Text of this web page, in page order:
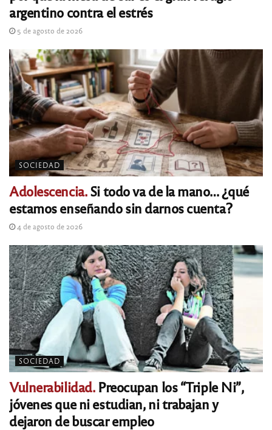
argentino contra el estrés
5 de agosto de 2026
SOCIEDAD
Adolescencia.Si todo va de la mano… ¿qué
estamos enseñando sin darnos cuenta?
4 de agosto de 2026
SOCIEDAD
Vulnerabilidad.Preocupan los “Triple Ni”,
jóvenes que ni estudian, ni trabajan y
dejaron de buscar empleo